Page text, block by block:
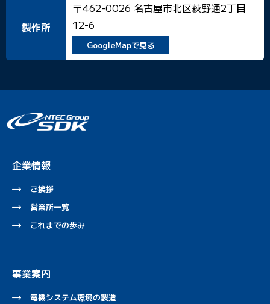
製作所
〒462-0026 名古屋市北区萩野通2丁目
12-6
GoogleMapで見る
企業情報
ご挨拶
営業所一覧
これまでの歩み
事業案内
電機システム環境の製造